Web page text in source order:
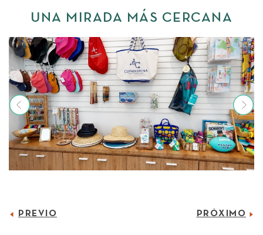
UNA MIRADA MÁS CERCANA
PREVIO PRÓXIMO